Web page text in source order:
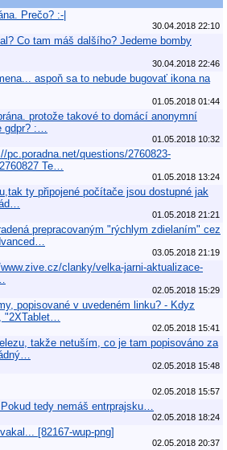
Prečo? :-|
30.04.2018 22:10
Co tam máš dalšího? Jedeme bomby
30.04.2018 22:46
aspoň sa to nebude bugovať ikona na
01.05.2018 01:44
protože takové to domácí anonymní
:…
01.05.2018 10:32
pc.poradna.net/questions/2760823-
Te…
01.05.2018 13:24
ty připojené počítače jsou dostupné jak
01.05.2018 21:21
prepracovaným "rýchlym zdielaním" cez
03.05.2018 21:19
clanky/velka-jarni-aktualizace-
02.05.2018 15:29
popisované v uvedeném linku? - Kdyz
02.05.2018 15:41
takže netuším, co je tam popisováno za
02.05.2018 15:48
02.05.2018 15:57
tedy nemáš entrprajsku…
02.05.2018 18:24
[82167-wup-png]
02.05.2018 20:37